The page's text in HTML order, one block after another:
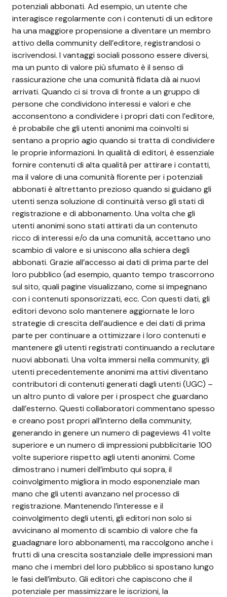
potenziali abbonati. Ad esempio, un utente che
interagisce regolarmente con i contenuti di un editore
ha una maggiore propensione a diventare un membro
attivo della community dell’editore, registrandosi o
iscrivendosi. I vantaggi sociali possono essere diversi,
ma un punto di valore più sfumato è il senso di
rassicurazione che una comunità fidata dà ai nuovi
arrivati. Quando ci si trova di fronte a un gruppo di
persone che condividono interessi e valori e che
acconsentono a condividere i propri dati con l’editore,
è probabile che gli utenti anonimi ma coinvolti si
sentano a proprio agio quando si tratta di condividere
le proprie informazioni. In qualità di editori, è essenziale
fornire contenuti di alta qualità per attirare i contatti,
ma il valore di una comunità fiorente per i potenziali
abbonati è altrettanto prezioso quando si guidano gli
utenti senza soluzione di continuità verso gli stati di
registrazione e di abbonamento. Una volta che gli
utenti anonimi sono stati attirati da un contenuto
ricco di interessi e/o da una comunità, accettano uno
scambio di valore e si uniscono alla schiera degli
abbonati. Grazie all’accesso ai dati di prima parte del
loro pubblico (ad esempio, quanto tempo trascorrono
sul sito, quali pagine visualizzano, come si impegnano
con i contenuti sponsorizzati, ecc. Con questi dati, gli
editori devono solo mantenere aggiornate le loro
strategie di crescita dell’audience e dei dati di prima
parte per continuare a ottimizzare i loro contenuti e
mantenere gli utenti registrati continuando a reclutare
nuovi abbonati. Una volta immersi nella community, gli
utenti precedentemente anonimi ma attivi diventano
contributori di contenuti generati dagli utenti (UGC) –
un altro punto di valore per i prospect che guardano
dall’esterno. Questi collaboratori commentano spesso
e creano post propri all’interno della community,
generando in genere un numero di pageviews 41 volte
superiore e un numero di impressioni pubblicitarie 100
volte superiore rispetto agli utenti anonimi. Come
dimostrano i numeri dell’imbuto qui sopra, il
coinvolgimento migliora in modo esponenziale man
mano che gli utenti avanzano nel processo di
registrazione. Mantenendo l’interesse e il
coinvolgimento degli utenti, gli editori non solo si
avvicinano al momento di scambio di valore che fa
guadagnare loro abbonamenti, ma raccolgono anche i
frutti di una crescita sostanziale delle impressioni man
mano che i membri del loro pubblico si spostano lungo
le fasi dell’imbuto. Gli editori che capiscono che il
potenziale per massimizzare le iscrizioni, la